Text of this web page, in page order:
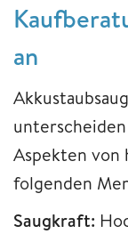
an
Aspekten von
folgenden
Saugkraft: